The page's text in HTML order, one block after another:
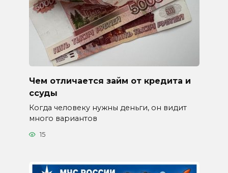
Чем отличается займ от кредита и
ссуды
Когда человеку нужны деньги, он видит
много вариантов
15